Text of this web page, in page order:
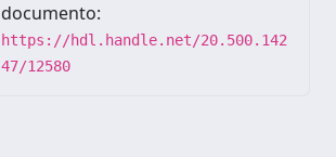
documento:
https://hdl.handle.net/20.500.142
47/12580